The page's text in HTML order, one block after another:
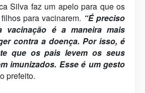
Silva faz um apelo para que os
para vacinarem. “É preciso
vacinação é a maneira mais
contra a doença. Por isso, é
que os pais levem os seus
imunizados. Esse é um gesto
prefeito.